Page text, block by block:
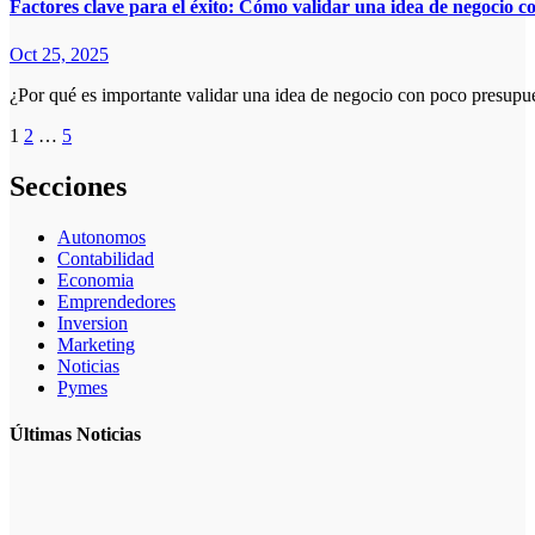
Factores clave para el éxito: Cómo validar una idea de negocio
Oct 25, 2025
¿Por qué es importante validar una idea de negocio con poco
Paginación
de
entradas
1 2 … 5
Secciones
Autonomos
Contabilidad
Economia
Emprendedores
Inversion
Marketing
Noticias
Pymes
Últimas Noticias